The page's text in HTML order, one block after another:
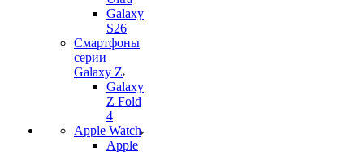
Galaxy
S26
Смартфоны
серии
Galaxy Z
Galaxy
Z Fold
4
Apple Watch
Apple